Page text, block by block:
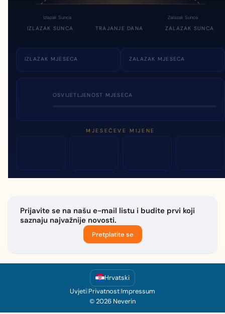
Izlazak Sunca Zalazak Sunca
IZLAZAK SUNCA TRAJANJE DANA ZALAZAK SUNCA
IZLAZAK MJESECA ZALAZAK MJESECA
OSVIJETLJENOST MJESECA
MJESEČEVE MIJENE
Prijavite se na našu e-mail listu i budite prvi koji
saznaju najvažnije novosti.
Pretplatite se
Hrvatski
Uvjeti|Privatnost|Impressum
© 2026 Neverin